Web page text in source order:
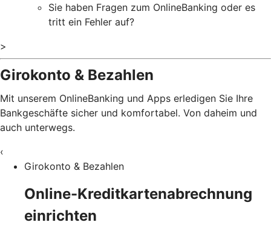
Sie haben Fragen zum OnlineBanking oder es
tritt ein Fehler auf?
>
Girokonto & Bezahlen
Mit unserem OnlineBanking und Apps erledigen Sie Ihre
Bankgeschäfte sicher und komfortabel. Von daheim und
auch unterwegs.
‹
Girokonto & Bezahlen
Online-Kreditkartenabrechnung
einrichten